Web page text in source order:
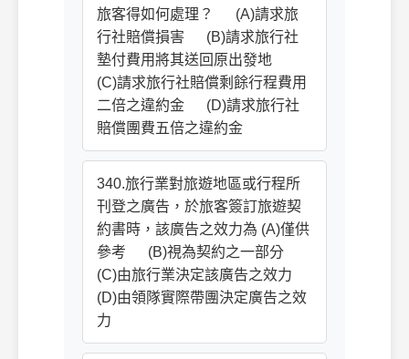
旅客得如何處理？ (A)請求旅
行社賠償損害 (B)請求旅行社
墊付費用將其送回原出發地
(C)請求旅行社賠償剩餘行程費用
二倍之違約金 (D)請求旅行社
賠償團費五倍之違約金
340.旅行業對旅遊地區或行程所
刊登之廣告，於旅客簽訂旅遊契
約書時，該廣告之效力為 (A)僅供
參考 (B)視為契約之一部分
(C)由旅行業決定該廣告之效力
(D)由領隊實際帶團決定廣告之效
力